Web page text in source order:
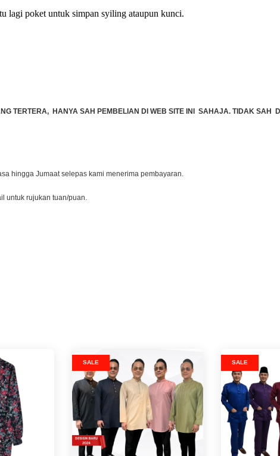
lagi poket untuk simpan syiling ataupun kunci.
TERTERA, HANYA SAH PEMBELIAN DI WEB SITE INI SAHAJA. TIDAK SAH
hingga Jumaat selepas kami menerima pembayaran.
untuk rujukan tuan/puan.
SALE SALE